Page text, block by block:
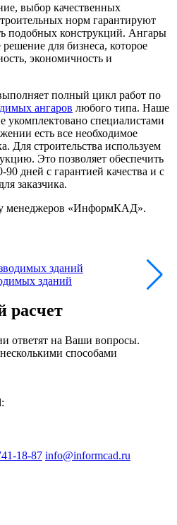
выбор качественных
норм гарантируют
подобных конструкций. Ангары
для бизнеса, которое
экономичность и
полный цикл работ по
ангаров любого типа. Наше
укомплектовано специалистами
есть все необходимое
Для строительства используем
Это позволяет обеспечить
90 дней с гарантией качества и с
заказчика.
у менеджеров «ИнформКАД».
зданий
расчет
ответят на Ваши вопросы.
способами
18-87 info@informcad.ru